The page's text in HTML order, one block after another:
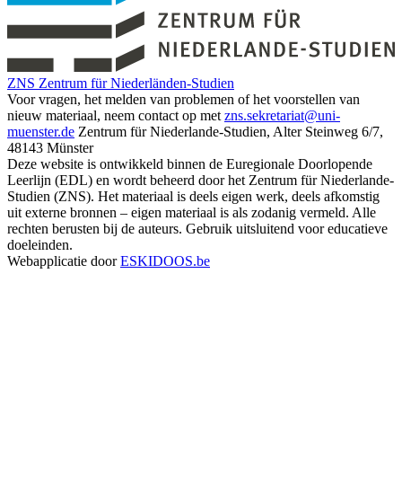
ZNS Zentrum für Niederländen-Studien
Voor vragen, het melden van problemen of het voorstellen van
nieuw materiaal, neem contact op met zns.sekretariat@uni-
muenster.de Zentrum für Niederlande-Studien, Alter Steinweg 6/7,
48143 Münster
Deze website is ontwikkeld binnen de Euregionale Doorlopende
Leerlijn (EDL) en wordt beheerd door het Zentrum für Niederlande-
Studien (ZNS). Het materiaal is deels eigen werk, deels afkomstig
uit externe bronnen – eigen materiaal is als zodanig vermeld. Alle
rechten berusten bij de auteurs. Gebruik uitsluitend voor educatieve
doeleinden.
Webapplicatie door ESKIDOOS.be